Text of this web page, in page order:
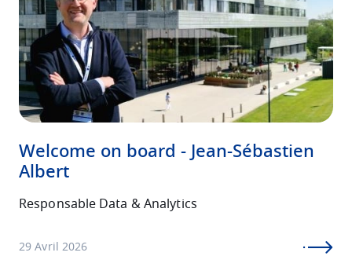
Welcome on board - Jean-Sébastien
Albert
Responsable Data & Analytics
29 Avril 2026